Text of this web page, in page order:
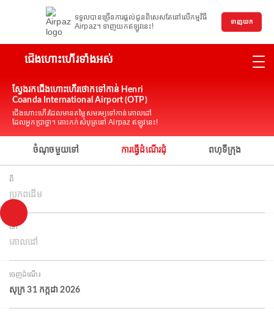
ទទួលបានច្រើនការផ្តល់ជូនពិសេសតែនៅលើកម្មវិធី
Airpaz។ ទាញយកឥឡូវនេះ!
ទាញយក
ជើងហោះហើរទាំងអស់
ស្វែងរកជើងហោះហើរថោកទៅកាន់ Henri
Coanda International Airport (OTP)
ជើងហោះហើរដែលមានតម្លៃសមរម្យទៅកាន់គោលដៅ
ដែលអ្នកប្រាថ្នា។ តោះកក់សំបុត្រនៅ Airpaz ឥឡូវនេះ!
ចំណុចមួយទៅ ការធ្វើដំណើរជុំ ពហុទីក្រុង
ពី
ប្រភពដើម
ទៅ
គោលដៅ
ចេញដំណើរ
សុក្រ 31 កក្កដា 2026